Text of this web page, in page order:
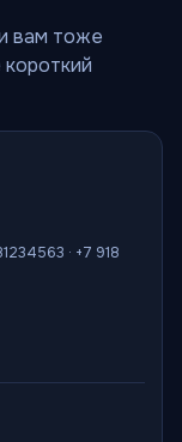
вам тоже
· +7 918